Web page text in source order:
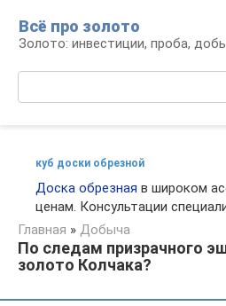
контенту
Всё про золото
Золото: инвестиции, проба,
куб доски обрезной
Доска обрезная в широком
ценам. Консультации
Главная » Добыча
По следам призрачного
золото Колчака?